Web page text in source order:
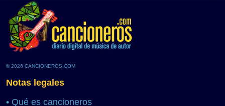
© 2026 CANCIONEROS.COM
Notas legales
• Qué es cancioneros